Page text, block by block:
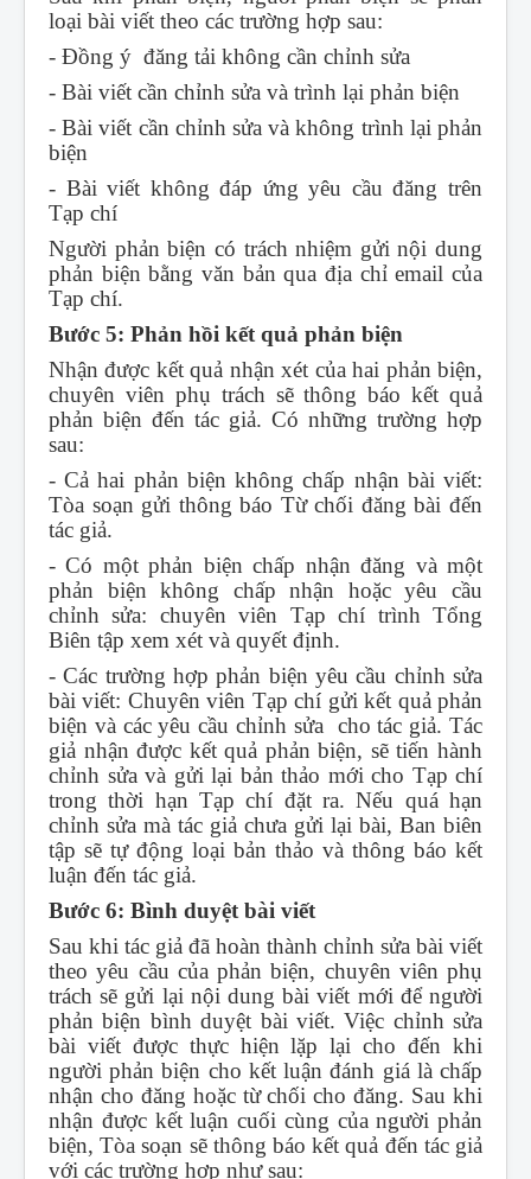
loại bài viết theo các trường hợp sau:
- Đồng ý đăng tải không cần chỉnh sửa
- Bài viết cần chỉnh sửa và trình lại phản biện
- Bài viết cần chỉnh sửa và không trình lại phản
biện
- Bài viết không đáp ứng yêu cầu đăng trên
Tạp chí
Người phản biện có trách nhiệm gửi nội dung
phản biện bằng văn bản qua địa chỉ email của
Tạp chí.
Bước 5: Phản hồi kết quả phản biện
Nhận được kết quả nhận xét của hai phản biện,
chuyên viên phụ trách sẽ thông báo kết quả
phản biện đến tác giả. Có những trường hợp
sau:
- Cả hai phản biện không chấp nhận bài viết:
Tòa soạn gửi thông báo Từ chối đăng bài đến
tác giả.
- Có một phản biện chấp nhận đăng và một
phản biện không chấp nhận hoặc yêu cầu
chỉnh sửa: chuyên viên Tạp chí trình Tổng
Biên tập xem xét và quyết định.
- Các trường hợp phản biện yêu cầu chỉnh sửa
bài viết: Chuyên viên Tạp chí gửi kết quả phản
biện và các yêu cầu chỉnh sửa cho tác giả. Tác
giả nhận được kết quả phản biện, sẽ tiến hành
chỉnh sửa và gửi lại bản thảo mới cho Tạp chí
trong thời hạn Tạp chí đặt ra. Nếu quá hạn
chỉnh sửa mà tác giả chưa gửi lại bài, Ban biên
tập sẽ tự động loại bản thảo và thông báo kết
luận đến tác giả.
Bước 6: Bình duyệt bài viết
Sau khi tác giả đã hoàn thành chỉnh sửa bài viết
theo yêu cầu của phản biện, chuyên viên phụ
trách sẽ gửi lại nội dung bài viết mới để người
phản biện bình duyệt bài viết. Việc chỉnh sửa
bài viết được thực hiện lặp lại cho đến khi
người phản biện cho kết luận đánh giá là chấp
nhận cho đăng hoặc từ chối cho đăng. Sau khi
nhận được kết luận cuối cùng của người phản
biện, Tòa soạn sẽ thông báo kết quả đến tác giả
với các trường hợp như sau: